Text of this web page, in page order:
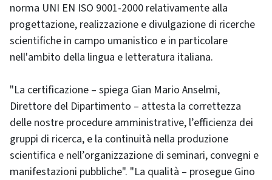
norma UNI EN ISO 9001-2000 relativamente alla
progettazione, realizzazione e divulgazione di ricerche
scientifiche in campo umanistico e in particolare
nell'ambito della lingua e letteratura italiana.
"La certificazione – spiega Gian Mario Anselmi,
Direttore del Dipartimento – attesta la correttezza
delle nostre procedure amministrative, l’efficienza dei
gruppi di ricerca, e la continuità nella produzione
scientifica e nell’organizzazione di seminari, convegni e
manifestazioni pubbliche". "La qualità – prosegue Gino